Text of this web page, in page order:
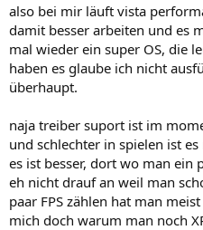
also bei mir läuft vista
damit besser arbeiten und es
mal wieder ein super OS, die
haben es glaube ich nicht
überhaupt.
naja treiber suport ist im
und schlechter in spielen ist
es ist besser, dort wo man ein
eh nicht drauf an weil man
paar FPS zählen hat man
mich doch warum man noch